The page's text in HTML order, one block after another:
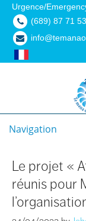
Urgence/
(689) 87 71
Navigation
Le projet «
réunis pour